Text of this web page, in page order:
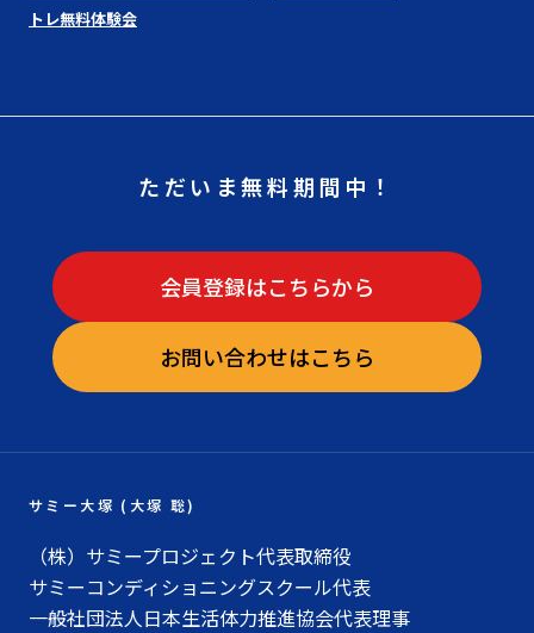
トレ無料体験会
ただいま無料期間中！
会員登録はこちらから
お問い合わせはこちら
サミー大塚 (大塚 聡)
（株）サミープロジェクト代表取締役
サミーコンディショニングスクール代表
一般社団法人日本生活体力推進協会代表理事